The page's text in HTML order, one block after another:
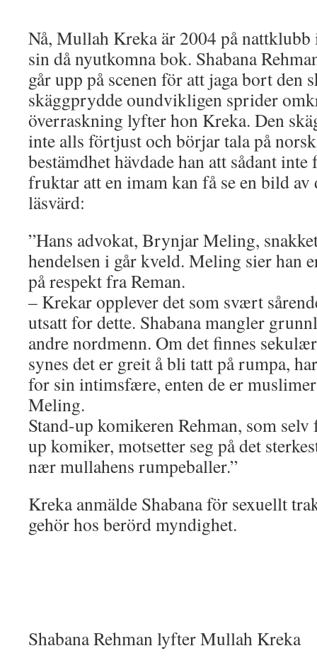
Nå, Mullah Kreka är 2004 på nattklubb
sin då nyutkomna bok. Shabana
går upp på scenen för att jaga bort den
skäggprydde oundvikligen sprider
överraskning lyfter hon Kreka. Den
inte alls förtjust och börjar tala på
bestämdhet hävdade han att sådant
fruktar att en imam kan få se en bild
läsvärd:
”Hans advokat, Brynjar Meling,
hendelsen i går kveld. Meling sier han
på respekt fra Reman.
– Krekar opplever det som svært
utsatt for dette. Shabana mangler
andre nordmenn. Om det finnes
synes det er greit å bli tatt på rumpa,
for sin intimsfære, enten de er
Meling.
Stand-up komikeren Rehman, som
up komiker, motsetter seg på det
nær mullahens rumpeballer.”
Kreka anmälde Shabana för sexuellt
gehör hos berörd myndighet.
Shabana Rehman lyfter Mullah Kreka